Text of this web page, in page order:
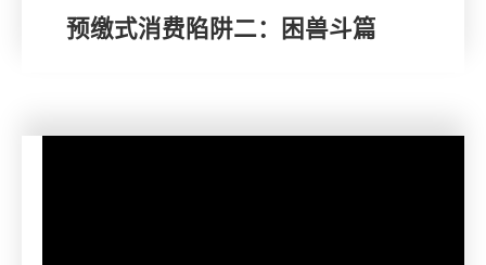
预缴式消费陷阱二：困兽斗篇